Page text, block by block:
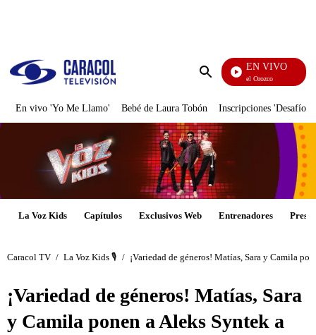
Enviar
EN VIVO
Rafael Orozco
En vivo 'Yo Me Llamo' Bebé de Laura Tobón Inscripciones 'Desafío'
La Voz Kids Capítulos Exclusivos Web Entrenadores
Caracol TV / La Voz Kids 🎙️ / ¡Variedad de géneros! Matías, Sara y Camila
¡Variedad de géneros! Matías, Sara
y Camila ponen a Aleks Syntek a